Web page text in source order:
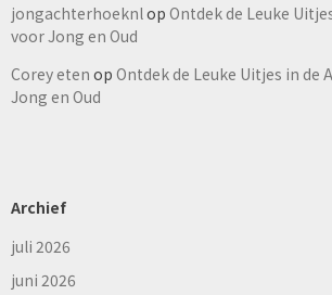
jongachterhoeknl op Ontdek de Leuke
voor Jong en Oud
Corey eten op Ontdek de Leuke Uitjes in de
Jong en Oud
Archief
juli 2026
juni 2026